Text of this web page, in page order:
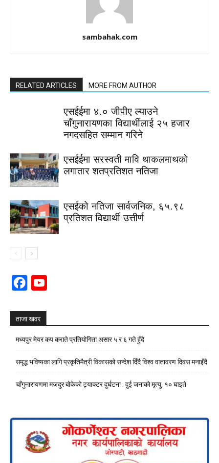
sambahak.com
RELATED ARTICLES MORE FROM AUTHOR
एसईईमा ४.० जीपीए ल्याउने
चाँगुनारायणका विद्यार्थीलाई २५ हजार
नगदसहित सम्मान गरिने
एसईईमा सरस्वती मावि थाकलमाथकाे
लगातार शतप्रतिशत नतिजा
एसईको नतिजा सार्वजनिक, ६५.९८
प्रतिशत विद्यार्थी उत्तीर्ण
Facebook
ताजा खवर
मध्यपुर मेयर कप कराते प्रतियोगिता असार ५ र ६ गते हुँदै
समृद्ध भविष्यका लागि प्रकृतिमैत्री विकासको सन्देश दिँदै विश्व वातावरण दिवस मनाइँदै
चाँगुनारायणमा मजदुर बोकेको ट्र्याक्टर दुर्घटना : दुई जनाको मृत्यु, १० घाइते